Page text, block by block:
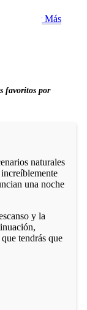
favoritos por
naturales
una noche
y la
que tendrás que
Tips y Más